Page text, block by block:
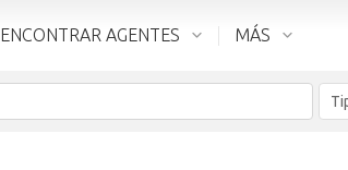
ENCONTRAR AGENTES MÁS